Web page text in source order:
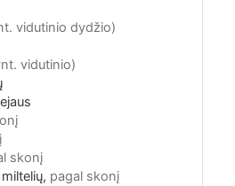
vidutinio dydžio)
vidutinio)
skonį
pagal skonį